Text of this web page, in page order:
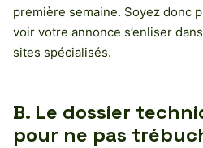
première semaine. Soyez donc
voir votre annonce s’enliser
sites spécialisés.
B. Le dossier
pour ne pas